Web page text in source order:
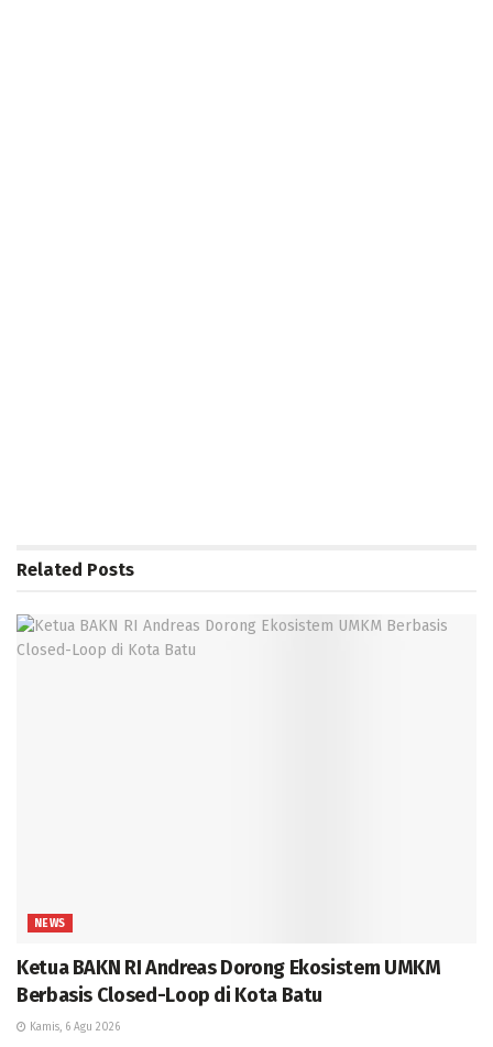
Related Posts
NEWS
Ketua BAKN RI Andreas Dorong Ekosistem UMKM
Berbasis Closed-Loop di Kota Batu
Kamis, 6 Agu 2026